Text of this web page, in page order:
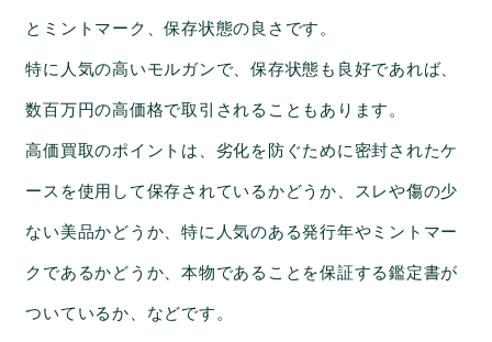
とミントマーク、保存状態の良さです。
特に人気の高いモルガンで、保存状態も良好であれば、
数百万円の高価格で取引されることもあります。
高価買取のポイントは、劣化を防ぐために密封されたケ
ースを使用して保存されているかどうか、スレや傷の少
ない美品かどうか、特に人気のある発行年やミントマー
クであるかどうか、本物であることを保証する鑑定書が
ついているか、などです。